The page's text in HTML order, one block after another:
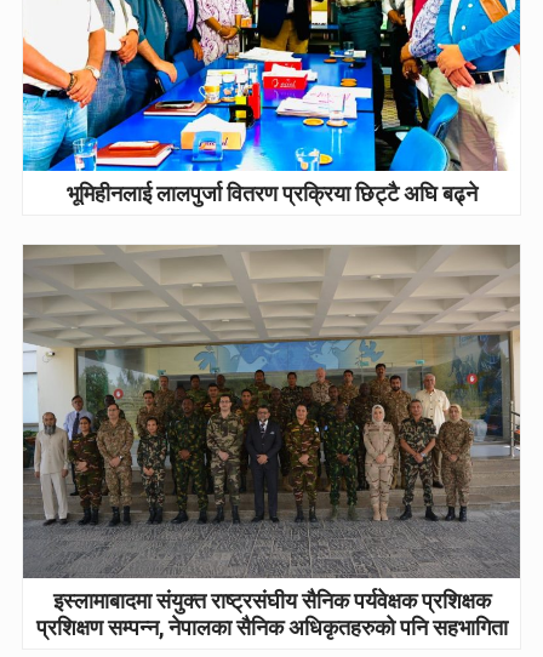
भूमिहीनलाई लालपुर्जा वितरण प्रक्रिया छिट्टै अघि बढ्ने
इस्लामाबादमा संयुक्त राष्ट्रसंघीय सैनिक पर्यवेक्षक प्रशिक्षक
प्रशिक्षण सम्पन्न, नेपालका सैनिक अधिकृतहरुको पनि सहभागिता